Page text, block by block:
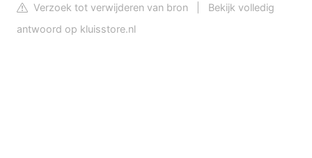
Verzoek tot verwijderen van bron
Bekijk volledig
antwoord op kluisstore.nl